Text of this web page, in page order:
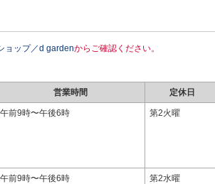
ョップ／d gardenからご確認ください。
営業時間 定休日
午前9時〜午後6時 第2火曜
午前9時〜午後6時
第2水曜